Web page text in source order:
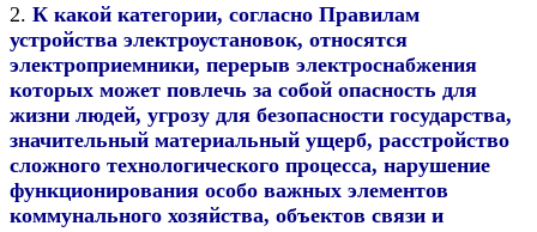
2. К какой категории, согласно Правилам
устройства электроустановок, относятся
электроприемники, перерыв электроснабжения
которых может повлечь за собой опасность для
жизни людей, угрозу для безопасности государства,
значительный материальный ущерб, расстройство
сложного технологического процесса, нарушение
функционирования особо важных элементов
коммунального хозяйства, объектов связи и